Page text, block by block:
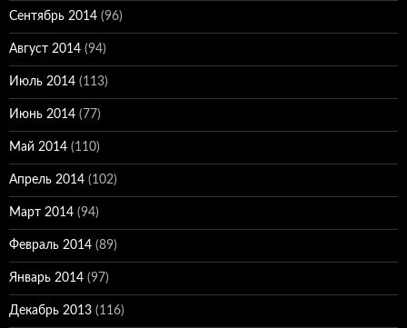
Сентябрь 2014 (96)
Август 2014 (94)
Июль 2014 (113)
Июнь 2014 (77)
Май 2014 (110)
Апрель 2014 (102)
Март 2014 (94)
Февраль 2014 (89)
Январь 2014 (97)
Декабрь 2013 (116)